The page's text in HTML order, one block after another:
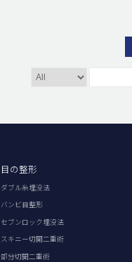
目の整形
ダブル糸埋没法
バンビ目整形
セブンロック埋没法
スキニー切開二重術
部分切開二重術